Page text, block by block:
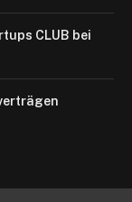
CLUB bei